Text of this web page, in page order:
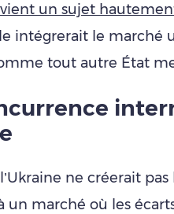
un sujet
intégrerait le marché
tout autre État
l’Ukraine ne créerait
un marché où les